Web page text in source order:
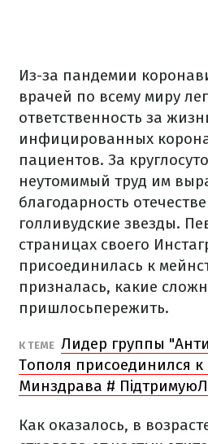
Из-за пандемии
врачей по всему миру
ответственность за
инфицированных
пациентов. За
неутомимый труд им
благодарность
голливудские звезды.
страницах своего
присоединилась к
призналась, какие
пришлосьпережить.
К ТЕМЕ Лидер группы
Тополя присоединился
Минздрава #
Как оказалось, в